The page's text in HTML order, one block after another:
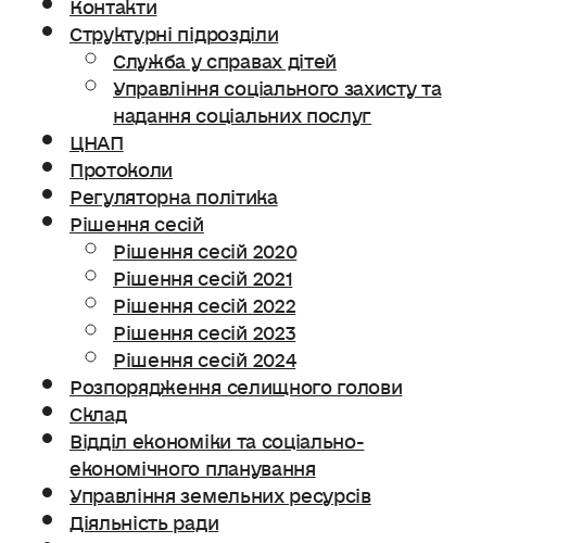
Структурні підрозділи
Служба у справах дітей
Управління соціального захисту та
надання соціальних послуг
ЦНАП
Протоколи
Регуляторна політика
Рішення сесій
Рішення сесій 2020
Рішення сесій 2021
Рішення сесій 2022
Рішення сесій 2023
Рішення сесій 2024
Розпорядження селищного голови
Склад
Відділ економіки та соціально-
економічного планування
Управління земельних ресурсів
Діяльність ради